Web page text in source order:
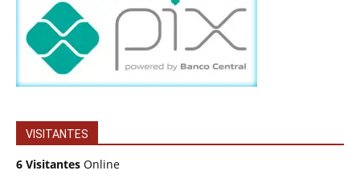
VISITANTES
6 Visitantes Online